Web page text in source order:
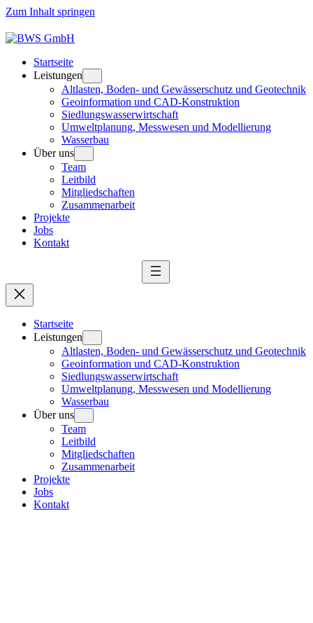
Zum Inhalt springen
Startseite
Leistungen
Altlasten, Boden- und Gewässerschutz und Geotechnik
Geoinformation und CAD-Konstruktion
Siedlungswasserwirtschaft
Umweltplanung, Messwesen und Modellierung
Wasserbau
Über uns
Team
Leitbild
Mitgliedschaften
Zusammenarbeit
Projekte
Jobs
Kontakt
Startseite
Leistungen
Altlasten, Boden- und Gewässerschutz und Geotechnik
Geoinformation und CAD-Konstruktion
Siedlungswasserwirtschaft
Umweltplanung, Messwesen und Modellierung
Wasserbau
Über uns
Team
Leitbild
Mitgliedschaften
Zusammenarbeit
Projekte
Jobs
Kontakt